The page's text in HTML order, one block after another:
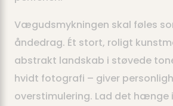
Vægudsmykningen skal føles
åndedrag. Ét stort, roligt
abstrakt landskab i støvede
hvidt fotografi – giver
overstimulering. Lad det hænge